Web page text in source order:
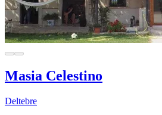
Masia Celestino
Deltebre